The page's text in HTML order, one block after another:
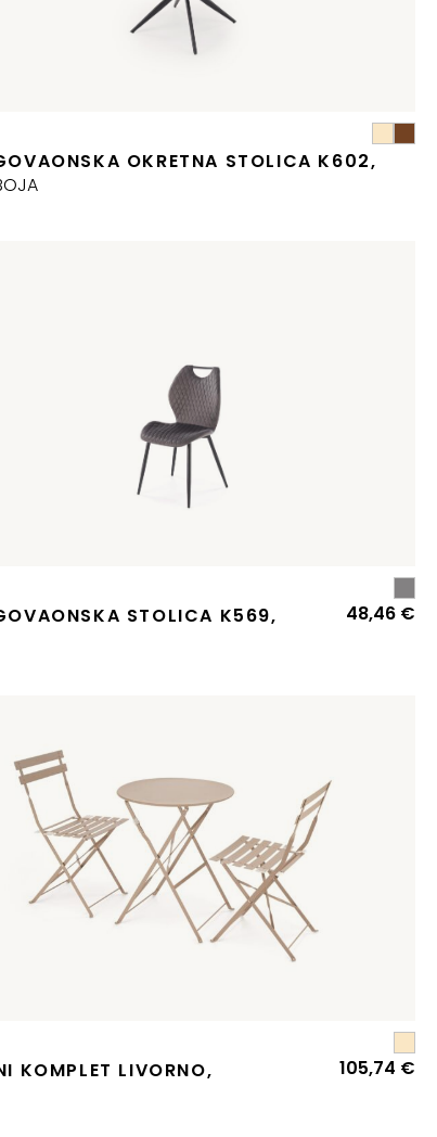
OKRETNA STOLICA K602,
STOLICA K569,
48,46 €
KOMPLET LIVORNO,
105,74 €